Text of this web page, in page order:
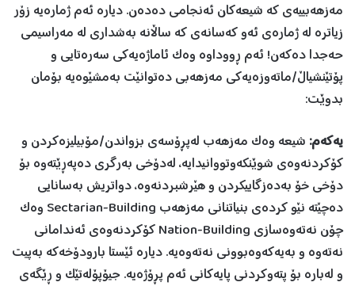
مەزهەبییەی کە شیعەکان ئەنجامی دەدەن. دیارە ئەم ژمارەیە زۆر
زیاترە لە ژمارەی ئەو کەسانەی کە ساڵانە بەشداری لە مەراسیمی
حەجدا دەکەن! ئەم ڕووداوە وەک ئاماژەیەکی سەرەتایی و
پۆتێنشیاڵ/ماتەوزەیەکی مەزهەبی دەتوانێت بەمشێوەیە بۆمان
بدوێت:
یەکەم: شیعە وەک مەزهەب لەپڕۆسەی بزواندن/مۆبیلیزەکردن و
کۆکردنەوەی شوێنکەوتووانیدایە، لەدۆخی بەرگری دەپەڕێتەوە بۆ
دۆخی خۆ بەدەزگاییکردن و هێرشبردنەوە، دواتریش بەسانایی
دەچێتە نێو کردەی بنیاتنانی مەزهەب Sectarian-Building وەک
چۆن نەتەوەسازی Nation-Building کۆکردنەوەی ئەندامانی
نەتەوە و بەیەکەوەبوونی نەتەوەیە. دیارە ئێستا بارودۆخەکە بەپیت
و لەبارە بۆ پتەوکردنی پایەکانی ئەم پڕۆژەیە. جیۆپۆلەتێک و ڕێگەی